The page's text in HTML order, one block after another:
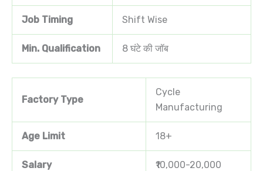
Job Timing Shift Wise
Min. Qualification 8 घंटे की जॉब
Factory Type
Cycle
Manufacturing
Age Limit 18+
Salary ₹10,000-20,000